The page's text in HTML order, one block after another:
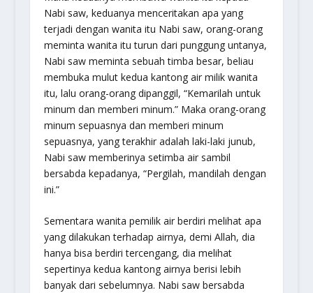
Nabi saw, keduanya menceritakan apa yang
terjadi dengan wanita itu Nabi saw, orang-orang
meminta wanita itu turun dari punggung untanya,
Nabi saw meminta sebuah timba besar, beliau
membuka mulut kedua kantong air milik wanita
itu, lalu orang-orang dipanggil, “Kemarilah untuk
minum dan memberi minum.” Maka orang-orang
minum sepuasnya dan memberi minum
sepuasnya, yang terakhir adalah laki-laki junub,
Nabi saw memberinya setimba air sambil
bersabda kepadanya, “Pergilah, mandilah dengan
ini.”
Sementara wanita pemilik air berdiri melihat apa
yang dilakukan terhadap airnya, demi Allah, dia
hanya bisa berdiri tercengang, dia melihat
sepertinya kedua kantong airnya berisi lebih
banyak dari sebelumnya. Nabi saw bersabda